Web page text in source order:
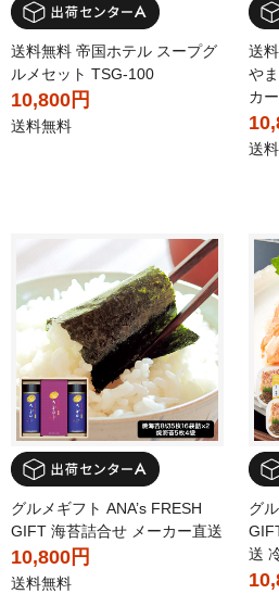
送料無料 帝国ホテル スープグ
ルメセット TSG-100
10,800円
送料無料
送
や
カ
送
グルメギフト ANA’s FRESH
GIFT 海苔詰合せ メーカー直送
10,800円
送料無料
グ
送